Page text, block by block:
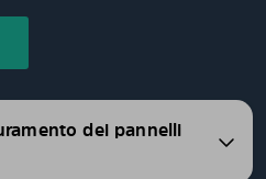
dei pannelli